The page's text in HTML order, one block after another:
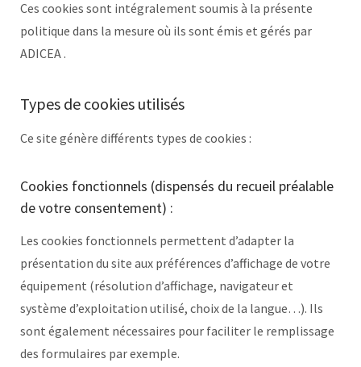
Ces cookies sont intégralement soumis à la présente
politique dans la mesure où ils sont émis et gérés par
ADICEA .
Types de cookies utilisés
Ce site génère différents types de cookies :
Cookies fonctionnels (dispensés du recueil préalable
de votre consentement) :
Les cookies fonctionnels permettent d’adapter la
présentation du site aux préférences d’affichage de votre
équipement (résolution d’affichage, navigateur et
système d’exploitation utilisé, choix de la langue…). Ils
sont également nécessaires pour faciliter le remplissage
des formulaires par exemple.